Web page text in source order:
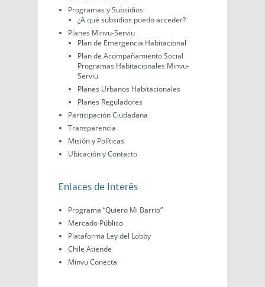
Programas y Subsidios
¿A qué subsidios puedo acceder?
Planes Minvu-Serviu
Plan de Emergencia Habitacional
Plan de Acompañamiento Social
Programas Habitacionales Minvu-
Serviu
Planes Urbanos Habitacionales
Planes Reguladores
Participación Ciudadana
Transparencia
Misión y Políticas
Ubicación y Contacto
Enlaces de Interés
Programa “Quiero Mi Barrio”
Mercado Público
Plataforma Ley del Lobby
Chile Atiende
Minvu Conecta